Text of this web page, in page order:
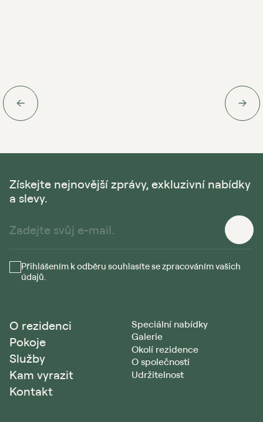
O rezidenci
Pokoje
Služby
Kam vyrazit
Kontakt
Speciální nabídky
Galerie
Okolí rezidence
O společnosti
Udržitelnost
Získejte nejnovější zprávy, exkluzivní nabídky
a slevy.
Přihlášením k odběru souhlasíte se zpracováním vašich
údajů.